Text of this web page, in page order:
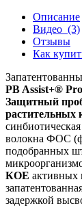
Описание
Видео (3)
Отзывы
Как
PB Assist+®
Защитный
растительных
волокна ФОС
подобранных
КОЕ активных
задержкой